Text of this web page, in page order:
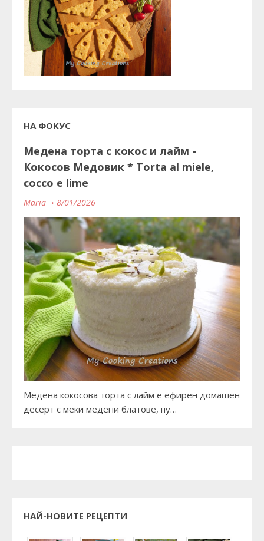
НА ФОКУС
Медена торта с кокос и лайм -
Кокосов Медовик * Torta al miele,
cocco e lime
Maria 8/01/2026
Медена кокосова торта с лайм е ефирен домашен
десерт с меки медени блатове, пу…
НАЙ-НОВИТЕ РЕЦЕПТИ